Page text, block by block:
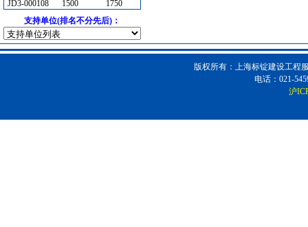
阀门组件室外排水 [采购中]
光源灯具 [采购中]
及各种防火器材 [采购中]
JD3-000108
1500
1750
支持单位(排名不分先后)：
版权所有：上海标锭建设工程
电话：021-
沪